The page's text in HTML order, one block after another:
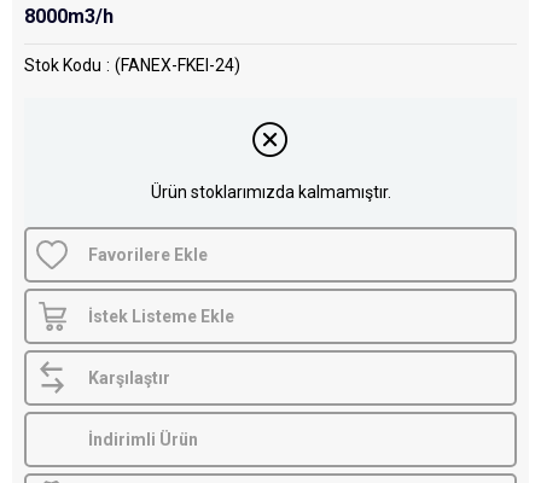
8000m3/h
Stok Kodu (FANEX-FKEI-24)
Ürün stoklarımızda kalmamıştır.
Favorilere Ekle
İstek Listeme Ekle
Karşılaştır
İndirimli Ürün